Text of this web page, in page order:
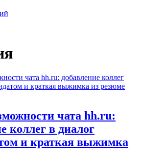
чата hh.ru:
коллег в диалог
и краткая выжимка